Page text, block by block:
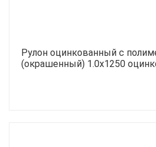
Рулон оцинкованный с
(окрашенный) 1.0x1250